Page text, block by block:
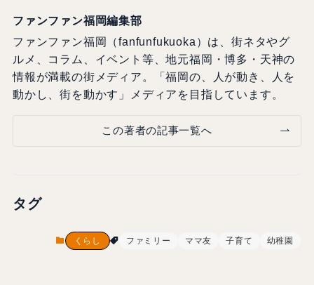
ファンファン福岡編集部
ファンファン福岡（fanfunfukuoka）は、街ネタやグ
ルメ、コラム、イベント等、地元福岡・博多・天神の
情報が満載の街メディア。「福岡の、人が動き、人を
動かし、街を動かす」メディアを目指しています。
この著者の記事一覧へ
タグ
くらし ファミリー ママ友 子育て 幼稚園